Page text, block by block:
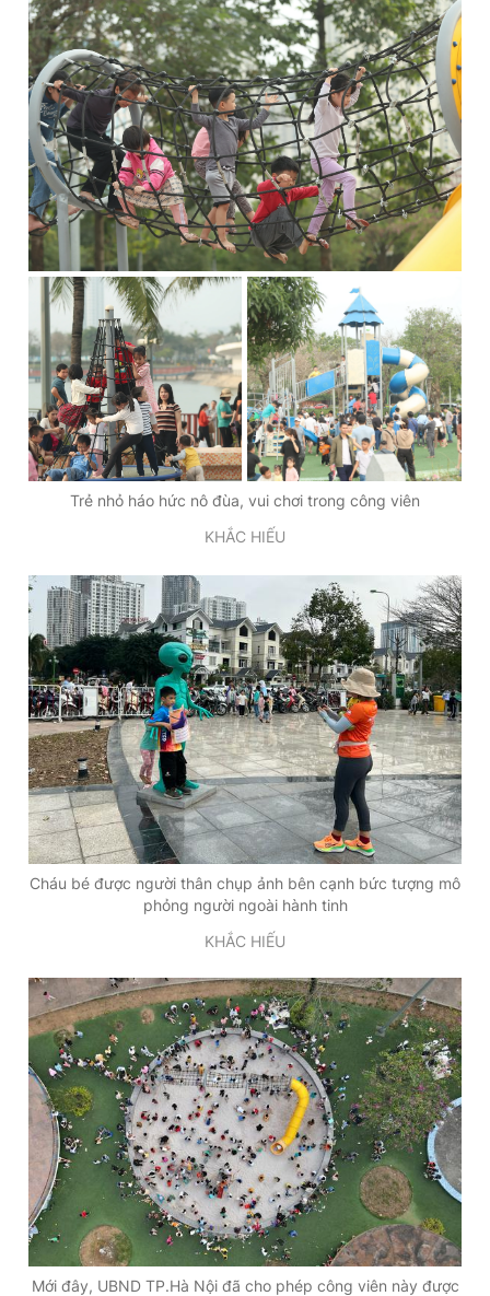
Trẻ nhỏ háo hức nô đùa, vui chơi trong công viên
KHẮC HIẾU
Cháu bé được người thân chụp ảnh bên cạnh bức tượng mô
phỏng người ngoài hành tinh
KHẮC HIẾU
Mới đây, UBND TP.Hà Nội đã cho phép công viên này được